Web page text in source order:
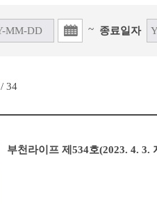
~ 종료일자
/ 34
부천라이프 제534호(2023. 4. 3.